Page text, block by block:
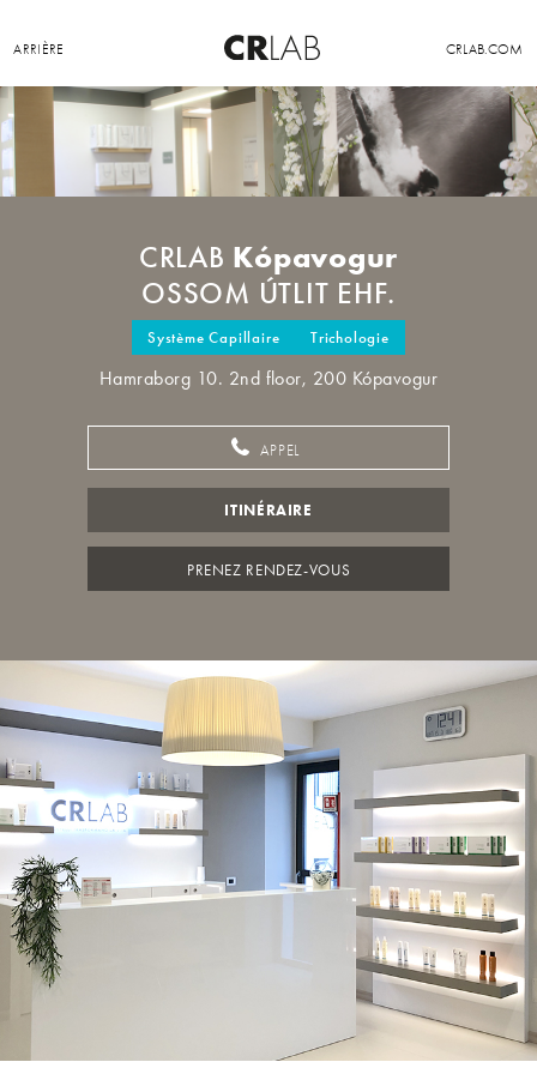
ARRIÈRE CRLAB.COM
CRLAB Kópavogur
OSSOM ÚTLIT EHF.
Système Capillaire Trichologie
Hamraborg 10. 2nd floor, 200 Kópavogur
APPEL
ITINÉRAIRE
PRENEZ RENDEZ-VOUS